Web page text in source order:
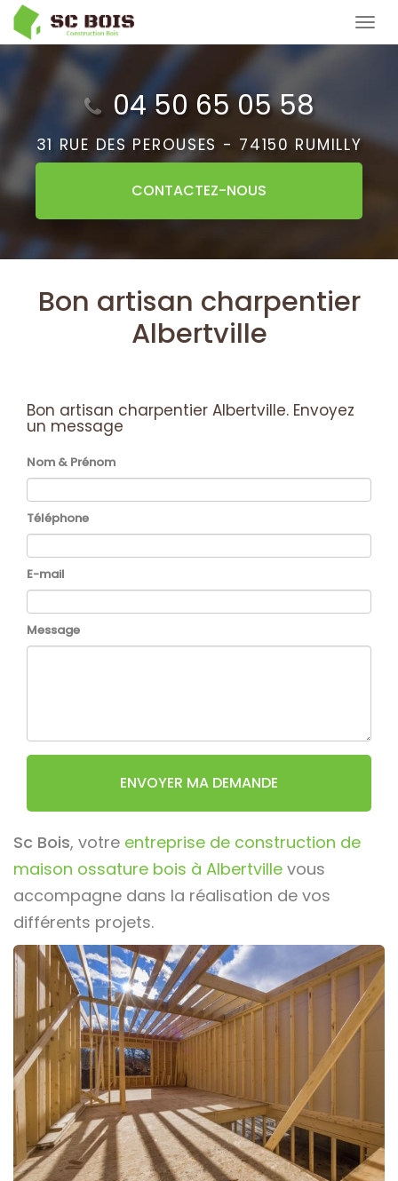
Aller
au
contenu
principal
04 50 65 05 58
31 RUE DES PEROUSES - 74150 RUMILLY
CONTACTEZ-NOUS
Bon artisan charpentier
Albertville
Bon artisan charpentier Albertville. Envoyez
un message
Nom & Prénom
Téléphone
E-mail
Message
ENVOYER MA DEMANDE
Sc Bois, votre entreprise de construction de
maison ossature bois à Albertville vous
accompagne dans la réalisation de vos
différents projets.